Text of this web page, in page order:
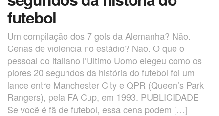
futebol
Um compilação dos 7 gols da Alemanha? Não.
Cenas de violência no estádio? Não. O que o
pessoal do italiano l’Ultimo Uomo elegeu como os
piores 20 segundos da história do futebol foi um
lance entre Manchester City e QPR (Queen’s Park
Rangers), pela FA Cup, em 1993. PUBLICIDADE
Se você é fã de futebol, essa cena podem […]